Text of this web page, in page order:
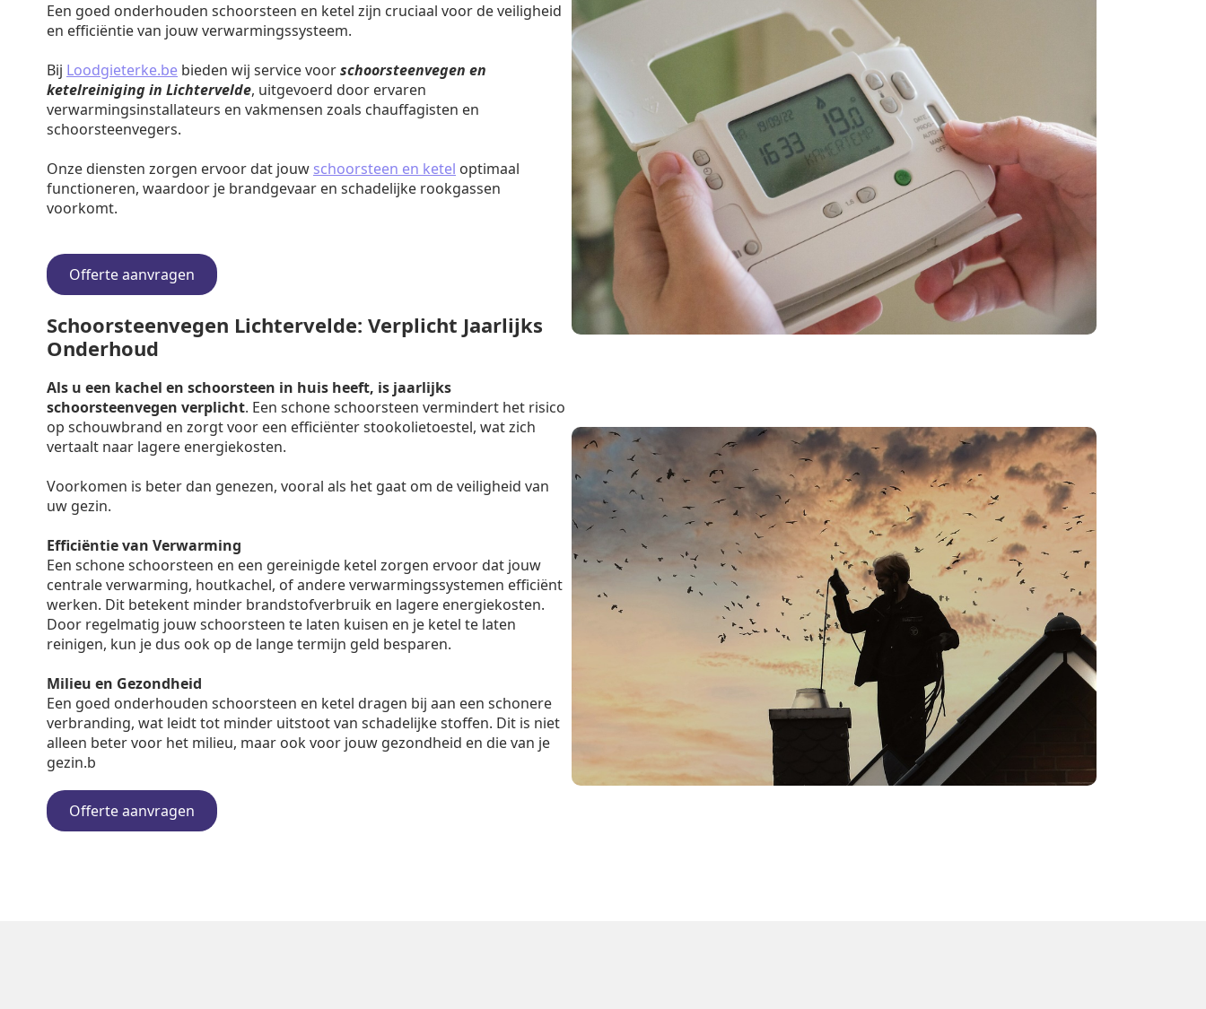
Een goed onderhouden schoorsteen en ketel zijn cruciaal voor de veiligheid
en efficiëntie van jouw verwarmingssysteem.
Bij Loodgieterke.be bieden wij service voorschoorsteenvegen en
ketelreiniging in Lichtervelde, uitgevoerd door ervaren
verwarmingsinstallateurs en vakmensen zoals chauffagisten en
schoorsteenvegers.
Onze diensten zorgen ervoor dat jouw schoorsteen en ketel optimaal
functioneren, waardoor je brandgevaar en schadelijke rookgassen
voorkomt.
Offerte aanvragen
Schoorsteenvegen Lichtervelde: Verplicht Jaarlijks
Onderhoud
Als u een kachel en schoorsteen in huis heeft, is jaarlijks
schoorsteenvegen verplicht. Een schone schoorsteen vermindert het risico
op schouwbrand en zorgt voor een efficiënter stookolietoestel, wat zich
vertaalt naar lagere energiekosten.
Voorkomen is beter dan genezen, vooral als het gaat om de veiligheid van
uw gezin.
Efficiëntie van Verwarming
Een schone schoorsteen en een gereinigde ketel zorgen ervoor dat jouw
centrale verwarming, houtkachel, of andere verwarmingssystemen efficiënt
werken. Dit betekent minder brandstofverbruik en lagere energiekosten.
Door regelmatig jouw schoorsteen te laten kuisen en je ketel te laten
reinigen, kun je dus ook op de lange termijn geld besparen.
Milieu en Gezondheid
Een goed onderhouden schoorsteen en ketel dragen bij aan een schonere
verbranding, wat leidt tot minder uitstoot van schadelijke stoffen. Dit is niet
alleen beter voor het milieu, maar ook voor jouw gezondheid en die van je
gezin.b
Offerte aanvragen